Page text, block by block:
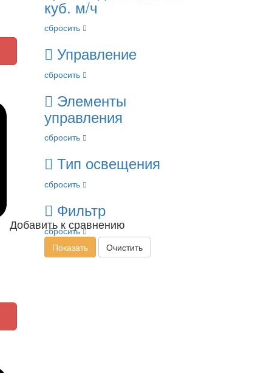
Добавить к сравнению
куб. м/ч
сбросить
Управление
сбросить
Элементы
управления
сбросить
Тип освещения
сбросить
Фильтр
сбросить
Показать
Очистить